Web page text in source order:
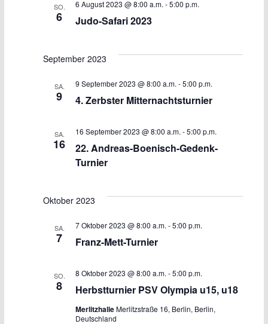
v
i
g
a
t
o
SO.
6 Judo-Safari 2023
6 August 2023 @ 8:00 a.m. -5:00 p.m.
September 2023
SA.
9 4. Zerbster Mitternachtsturnier
9 September 2023 @ 8:00 a.m. -5:00 p.m.
SA.
16
22. Andreas-Boenisch-Gedenk-
Turnier
16 September 2023 @ 8:00 a.m. -5:00 p.m.
Oktober 2023
SA.
7 Franz-Mett-Turnier
7 Oktober 2023 @ 8:00 a.m. -5:00 p.m.
SO.
8 Herbstturnier PSV Olympia u15, u18
8 Oktober 2023 @ 8:00 a.m. -5:00 p.m.
MerlitzhalleMerlitzstraße 16, Berlin, Berlin,
Deutschland